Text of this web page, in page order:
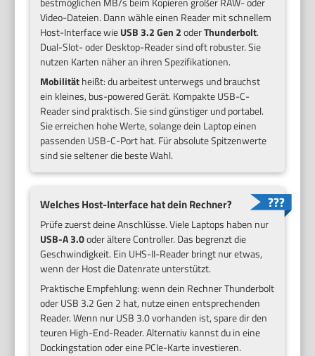
Video-Dateien. Dann wähle einen Reader mit schnellem
Host-Interface wieUSB 3.2 Gen 2oderThunderbolt.
Dual-Slot- oder Desktop-Reader sind oft robuster. Sie
nutzen Karten näher an ihren Spezifikationen.
Mobilitätheißt: du arbeitest unterwegs und brauchst
ein kleines, bus-powered Gerät. Kompakte USB-C-
Reader sind praktisch. Sie sind günstiger und portabel.
Sie erreichen hohe Werte, solange dein Laptop einen
passenden USB-C-Port hat. Für absolute Spitzenwerte
sind sie seltener die beste Wahl.
Welches Host-Interface hat dein Rechner?
Prüfe zuerst deine Anschlüsse. Viele Laptops haben nur
USB-A 3.0oder ältere Controller. Das begrenzt die
Geschwindigkeit. Ein UHS-II-Reader bringt nur etwas,
wenn der Host die Datenrate unterstützt.
Praktische Empfehlung: wenn dein Rechner Thunderbolt
oder USB 3.2 Gen 2 hat, nutze einen entsprechenden
Reader. Wenn nur USB 3.0 vorhanden ist, spare dir den
teuren High-End-Reader. Alternativ kannst du in eine
Dockingstation oder eine PCIe-Karte investieren.